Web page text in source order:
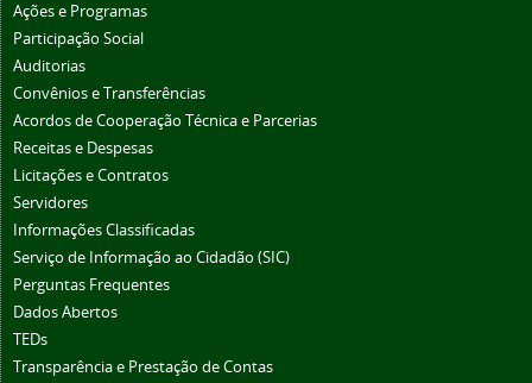
Ações e Programas
Participação Social
Auditorias
Convênios e Transferências
Acordos de Cooperação Técnica e Parcerias
Receitas e Despesas
Licitações e Contratos
Servidores
Informações Classificadas
Serviço de Informação ao Cidadão (SIC)
Perguntas Frequentes
Dados Abertos
TEDs
Transparência e Prestação de Contas